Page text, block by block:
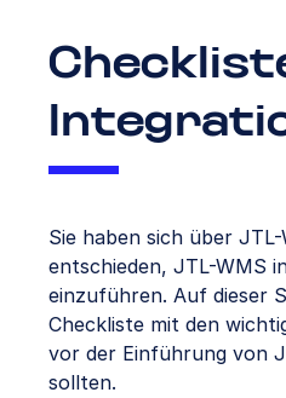
Sie haben sich über
entschieden, JTL-WMS
einzuführen. Auf dieser
Checkliste mit den
vor der Einführung von
sollten.